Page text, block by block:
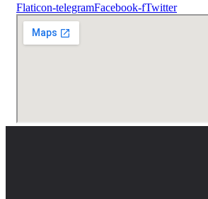
Flaticon-telegramFacebook-fTwitter